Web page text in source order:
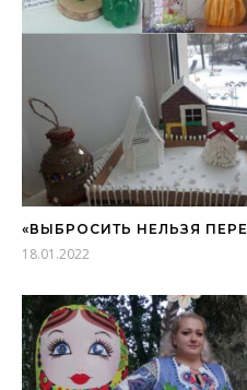
«ВЫБРОСИТЬ НЕЛЬЗЯ
18.01.2022